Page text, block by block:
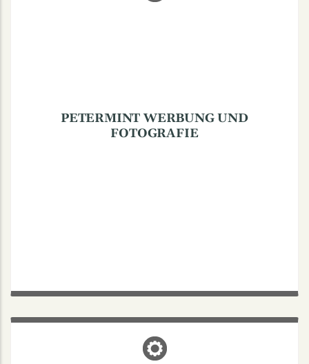
PETERMINT WERBUNG UND
FOTOGRAFIE
KREUZVIERTELER MAGAZIN VOR